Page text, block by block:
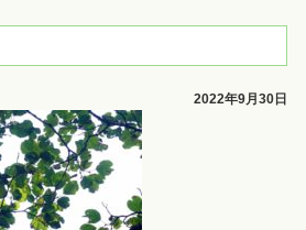
2022年9月30日